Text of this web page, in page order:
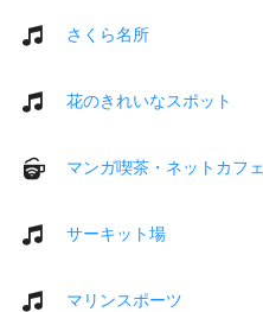
さくら名所
花のきれいなスポット
マンガ喫茶・ネットカフェ
サーキット場
マリンスポーツ